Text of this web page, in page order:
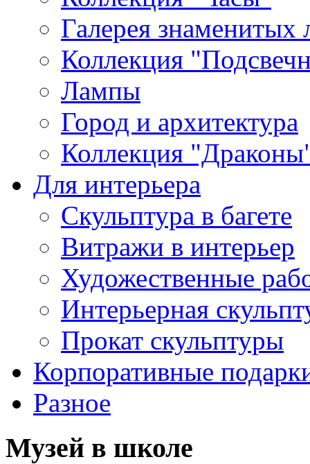
Галерея знаменитых
Коллекция
Лампы
Город и архитектура
Коллекция
Для интерьера
Скульптура в багете
Витражи в интерьер
Художественные
Интерьерная
Прокат скульптуры
Корпоративные
Разное
Музей в школе